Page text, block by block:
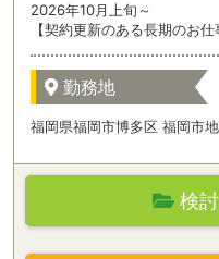
2026年10月上旬～
【契約更新のある長期のお仕
勤務地
福岡県福岡市博多区 福岡市
検討